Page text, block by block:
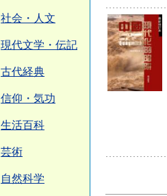
社会・人文
現代文学・伝記
古代経典
信仰・気功
生活百科
芸術
自然科学